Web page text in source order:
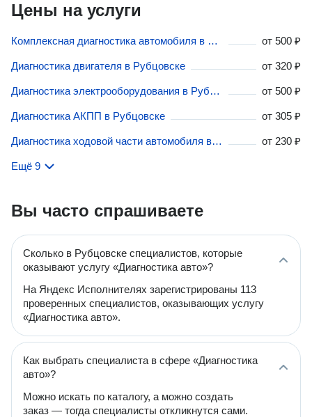
Цены на услуги
Комплексная диагностика автомобиля в Рубцовске от 500 ₽
Диагностика двигателя в Рубцовске от 320 ₽
Диагностика электрооборудования в Рубцовске от 500 ₽
Диагностика АКПП в Рубцовске от 305 ₽
Диагностика ходовой части автомобиля в Рубцовске от 230 ₽
Ещё 9
Вы часто спрашиваете
Сколько в Рубцовске специалистов, которые
оказывают услугу «Диагностика авто»?
На Яндекс Исполнителях зарегистрированы 113
проверенных специалистов, оказывающих услугу
«Диагностика авто».
Как выбрать специалиста в сфере «Диагностика
авто»?
Можно искать по каталогу, а можно создать
заказ — тогда специалисты откликнутся сами.